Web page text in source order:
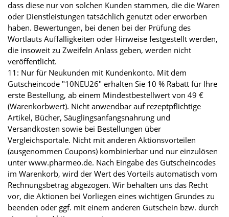
dass diese nur von solchen Kunden stammen, die die Waren
oder Dienstleistungen tatsächlich genutzt oder erworben
haben. Bewertungen, bei denen bei der Prüfung des
Wortlauts Auffälligkeiten oder Hinweise festgestellt werden,
die insoweit zu Zweifeln Anlass geben, werden nicht
veröffentlicht.
11: Nur für Neukunden mit Kundenkonto. Mit dem
Gutscheincode "10NEU26" erhalten Sie 10 % Rabatt für Ihre
erste Bestellung, ab einem Mindestbestellwert von 49 €
(Warenkorbwert). Nicht anwendbar auf rezeptpflichtige
Artikel, Bücher, Säuglingsanfangsnahrung und
Versandkosten sowie bei Bestellungen über
Vergleichsportale. Nicht mit anderen Aktionsvorteilen
(ausgenommen Coupons) kombinierbar und nur einzulösen
unter www.pharmeo.de. Nach Eingabe des Gutscheincodes
im Warenkorb, wird der Wert des Vorteils automatisch vom
Rechnungsbetrag abgezogen. Wir behalten uns das Recht
vor, die Aktionen bei Vorliegen eines wichtigen Grundes zu
beenden oder ggf. mit einem anderen Gutschein bzw. durch